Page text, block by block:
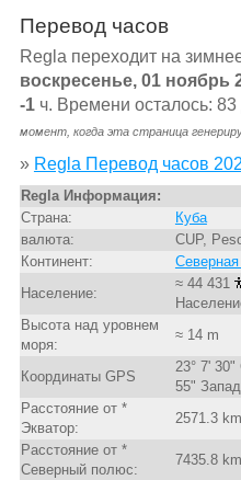
Перевод часов
Regla переходит на
воскресенье, 01 ноябрь
-1ч. Времени осталось: 83
момент, когда эта страница
» Regla Перевод часов
Regla Информация:
Страна:
Куба
валюта:
CUP,
Континент:
Население:
≈ 44 431
Высота над уровнем
моря:
≈ 14 m
Координаты GPS
23° 7' 30"
55" Запад
Расстояние от *
Экватор:
2571.3
Расстояние от *
Северный полюс:
7435.8